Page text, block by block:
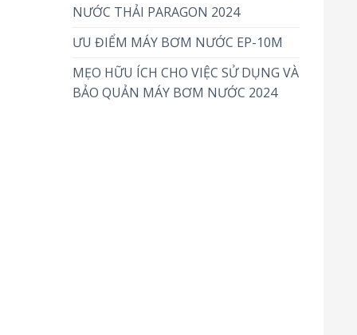
NƯỚC THẢI PARAGON 2024
ƯU ĐIỂM MÁY BƠM NƯỚC EP-10M
MẸO HỮU ÍCH CHO VIỆC SỬ DỤNG VÀ
BẢO QUẢN MÁY BƠM NƯỚC 2024